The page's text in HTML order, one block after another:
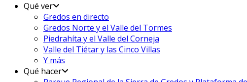
Qué ver
Gredos en directo
Gredos Norte y el Valle del Tormes
Piedrahíta y el Valle del Corneja
Valle del Tiétar y las Cinco Villas
Y más
Qué hacer